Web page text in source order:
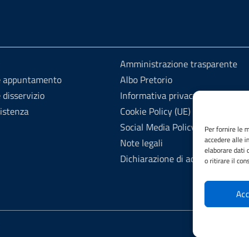
Per fornire le
accedere alle
elaborare dati
o ritirare il
appuntamento
disservizio
Amministrazione trasparente
Albo Pretorio
Informativa privacy
Cookie Policy (UE)
Social Media Policy
Note legali
Dichiarazione di accessibilità